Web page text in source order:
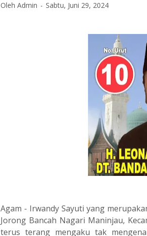
Oleh Admin Sabtu, Juni 29, 2024
Agam - Irwandy Sayuti yang
Jorong Bancah Nagari Maninjau,
terus terang mengaku tak